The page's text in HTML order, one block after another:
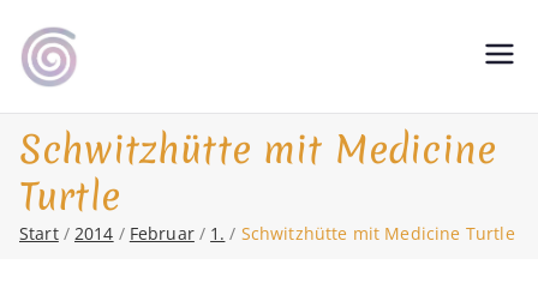
Inhalt
springen
Change
∞ Classical Homeopathy ∞ Astrology
Schwitzhütte mit Medicine
Turtle
Start 2014 Februar 1. Schwitzhütte mit Medicine Turtle